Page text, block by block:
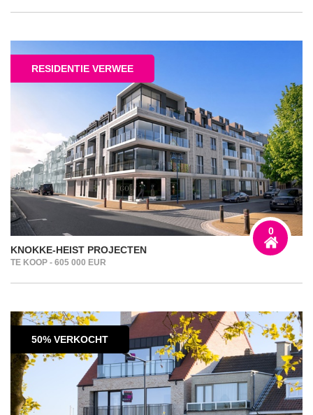
RESIDENTIE VERWEE
KNOKKE-HEIST PROJECTEN
TE KOOP - 605 000 EUR
0
50% VERKOCHT